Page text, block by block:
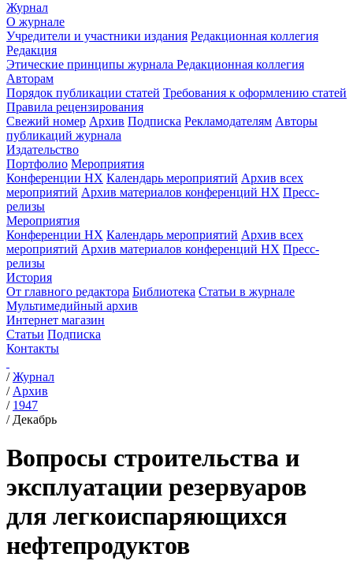
Журнал
О журнале
Учредители и участники издания Редакционная коллегия
Редакция
Этические принципы журнала Редакционная коллегия
Авторам
Порядок публикации статей Требования к оформлению статей
Правила рецензирования
Свежий номер Архив Подписка Рекламодателям Авторы
публикаций журнала
Издательство
Портфолио Мероприятия
Конференции НХ Календарь мероприятий Архив всех
мероприятий Архив материалов конференций НХ Пресс-
релизы
Мероприятия
Конференции НХ Календарь мероприятий Архив всех
мероприятий Архив материалов конференций НХ Пресс-
релизы
История
От главного редактора Библиотека Статьи в журнале
Мультимедийный архив
Интернет магазин
Статьи Подписка
Контакты
/Журнал
/ Архив
/ 1947
/ Декабрь
Вопросы строительства и
эксплуатации резервуаров
для легкоиспаряющихся
нефтепродуктов